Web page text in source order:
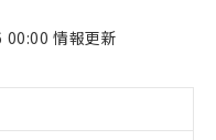
情報更新